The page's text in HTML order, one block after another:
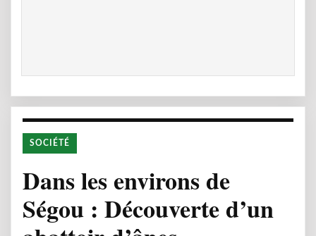
SOCIÉTÉ
Dans les environs de
Ségou : Découverte d’un